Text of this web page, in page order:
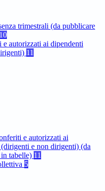
trimestrali (da pubblicare
10
autorizzati ai dipendenti
11
e autorizzati ai
e non dirigenti) (da
tabelle) 11
5